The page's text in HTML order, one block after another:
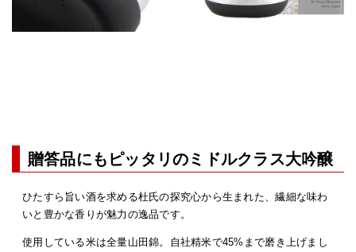
贈答品にもピッタリのミドルクラス大吟醸
ひたすら旨い酒を求める杜氏の探究心から生まれた、繊細な味わ
いと豊かな香りが魅力の逸品です。
使用している米は全量山田錦。自社精米で45%まで磨き上げまし